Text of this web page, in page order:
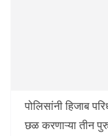
पोलिसांनी हिजाब
छळ करणाऱ्या तीन